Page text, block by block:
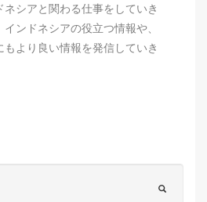
シアと関わる仕事をしていき
ンドネシアの役立つ情報や、
より良い情報を発信していき